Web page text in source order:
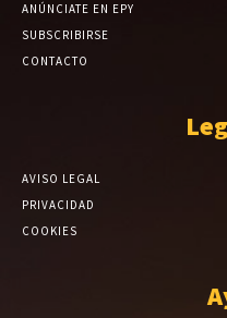
ANÚNCIATE EN EPY
SUBSCRIBIRSE
CONTACTO
AVISO LEGAL
PRIVACIDAD
COOKIES